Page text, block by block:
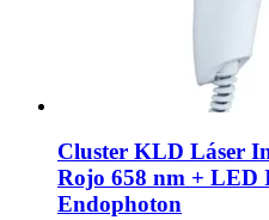
Cluster KLD Láser
Rojo 658 nm +
Endophoton